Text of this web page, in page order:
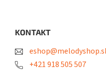
KONTAKT
+421 918 505 507